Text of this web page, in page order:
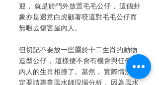
迎， 就是於門外放置毛毛公仔， 這個卦
象亦是遇意白虎顧著咬這對毛毛公仔而
無暇去傷害屋內人。
但切記不要放一些屬於十二生肖的動物
造型公仔， 這樣便不會有機會與任何屋
內人的生肖相撞了。當然， 實際情況一
定要請專業風水師現場分析， 因為風水